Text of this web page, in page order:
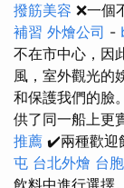
撥筋美容 ❌一個
補習 外燴公司 -
不在市中心，因
風，室外觀光的
和保護我們的臉。
供了同一船上更
推薦 ✔️兩種歡迎
屯 台北外燴 台
飲料中進行選擇。